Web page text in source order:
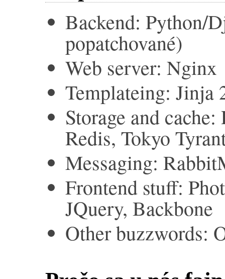
Backend: Python/
popatchované)
Web server: Nginx
Templateing: Jinja
Storage and
Redis, Tokyo
Messaging:
Frontend stuff:
JQuery, Backbone
Other buzzwords: